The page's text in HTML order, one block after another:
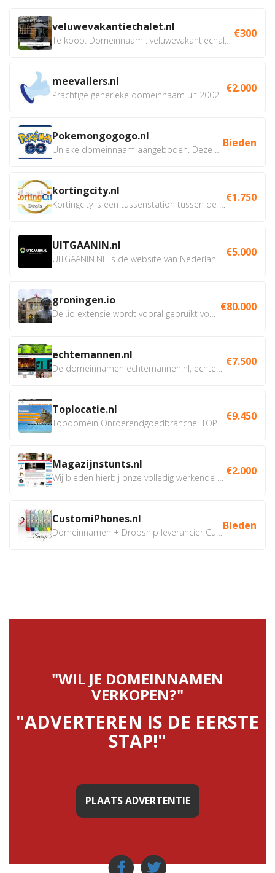
veluwevakantiechalet.nl €300
meevallers.nl €2.000
Pokemongogogo.nl Bieden
kortingcity.nl €1.750
UITGAANIN.nl €5.000
groningen.io €80.000
echtemannen.nl €7.500
Toplocatie.nl €9.450
Magazijnstunts.nl €2.000
CustomiPhones.nl Bieden
"WIL JE DOMEINNAMEN
VERKOPEN?"
"ADVERTEREN IS DE EERSTE
STAP!"
PLAATS ADVERTENTIE